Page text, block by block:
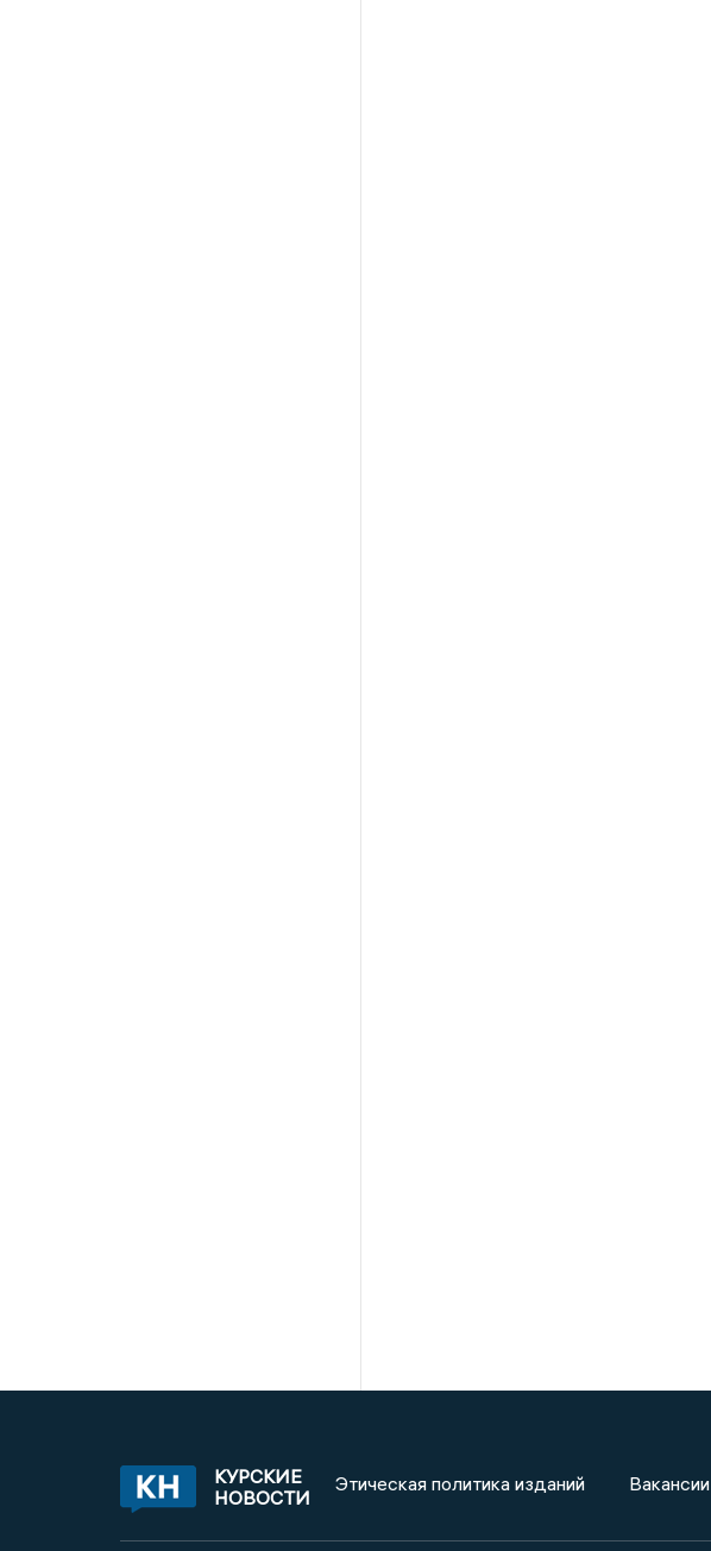
КУРСКИЕ
НОВОСТИ
Этическая политика изданий Вакансии